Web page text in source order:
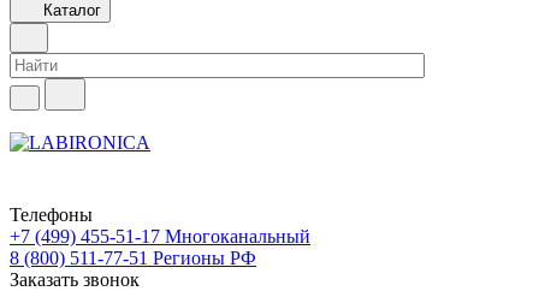
Каталог
Телефоны
+7 (499) 455-51-17 Многоканальный
8 (800) 511-77-51 Регионы РФ
Заказать звонок